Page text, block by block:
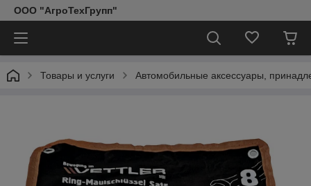
ООО "АгроТехГрупп"
Товары и услуги Автомобильные аксессуары,